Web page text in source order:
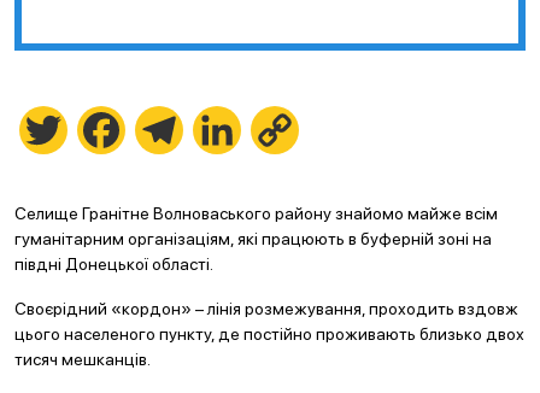
Twitter FacebookTelegramLinkedIn
Селище Гранітне Волноваського району знайомо майже всім
гуманітарним організаціям, які працюють в буферній зоні на
півдні Донецької області.
Своєрідний «кордон» – лінія розмежування, проходить вздовж
цього населеного пункту, де постійно проживають близько двох
тисяч мешканців.